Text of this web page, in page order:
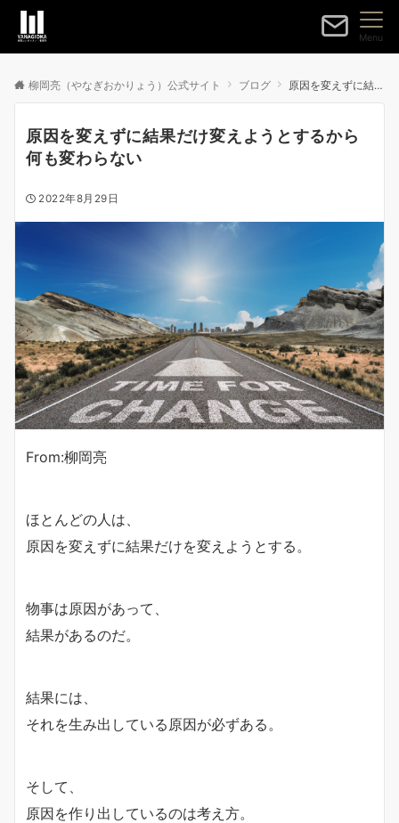
Menu
柳岡亮（やなぎおかりょう）公式サイト ブログ 原因を変えずに結果だけ変えようとするから何も変わらない
原因を変えずに結果だけ変えようとするから
何も変わらない
2022年8月29日
From:柳岡亮
ほとんどの人は、
原因を変えずに結果だけを変えようとする。
物事は原因があって、
結果があるのだ。
結果には、
それを生み出している原因が必ずある。
そして、
原因を作り出しているのは考え方。